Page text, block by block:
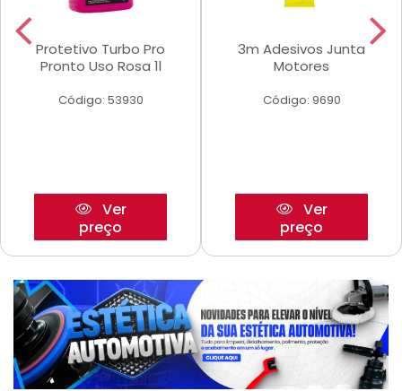
Protetivo Turbo Pro
Pronto Uso Rosa 1l
Código: 53930
Ver
preço
3m Adesivos Junta
Motores
Código: 9690
Ver
preço